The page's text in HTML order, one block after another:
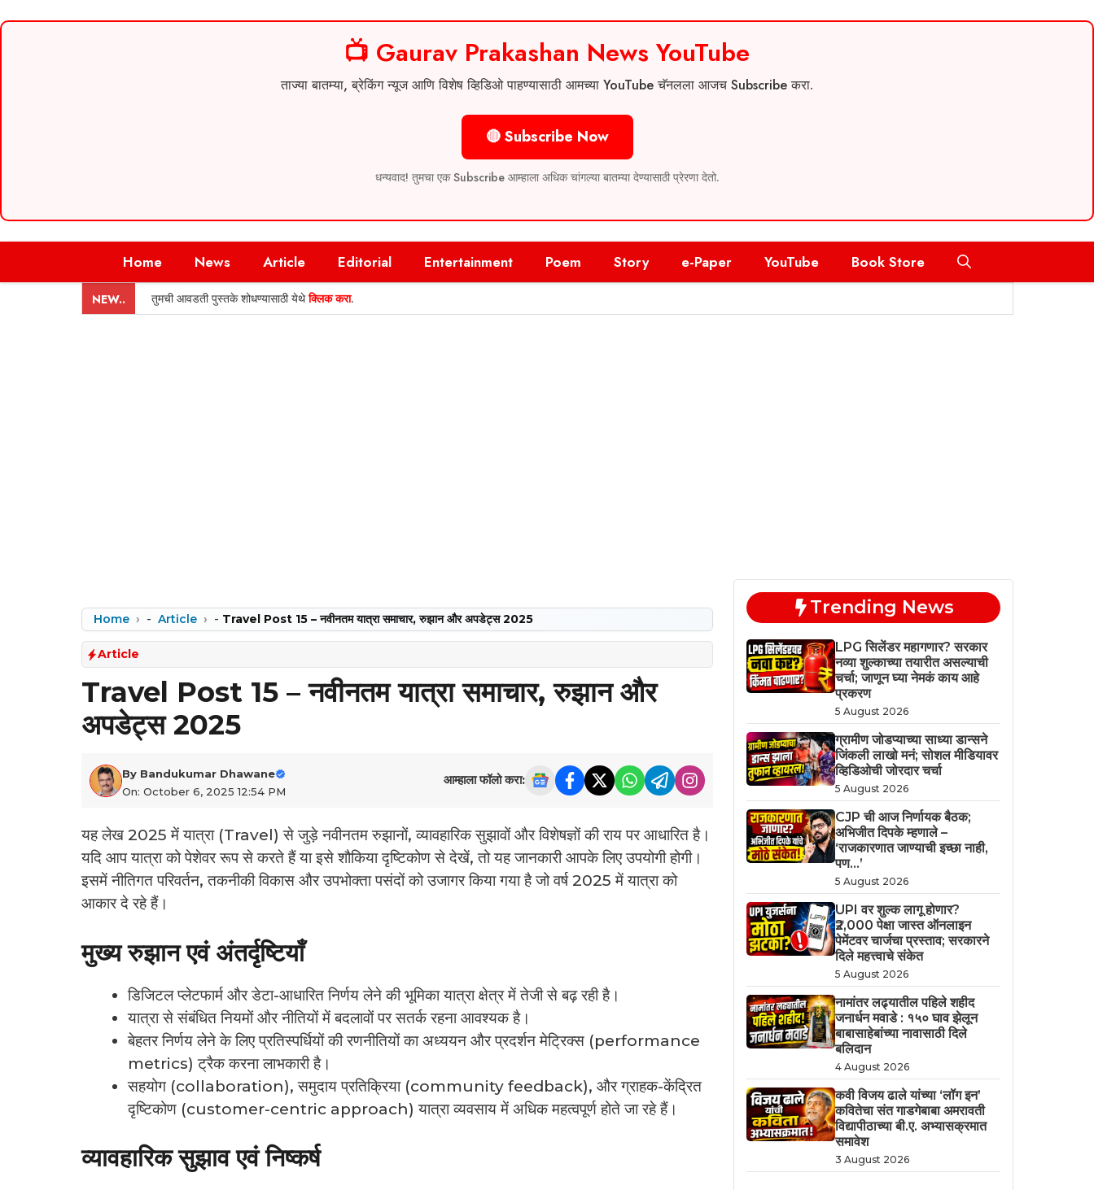
📺 Gaurav Prakashan News YouTube
ताज्या बातम्या, ब्रेकिंग न्यूज आणि विशेष व्हिडिओ पाहण्यासाठी आमच्या YouTube चॅनलला आजच Subscribe करा.
🔴 Subscribe Now
धन्यवाद! तुमचा एक Subscribe आम्हाला अधिक चांगल्या बातम्या देण्यासाठी प्रेरणा देतो.
Home News Article Editorial Entertainment Poem Story e-Paper YouTube Book Store
NEW.. तुमची आवडती पुस्तके शोधण्यासाठी येथेक्लिक करा.
Home - Article - Travel Post 15 – नवीनतम यात्रा समाचार, रुझान और अपडेट्स 2025
Article
Travel Post 15 – नवीनतम यात्रा समाचार, रुझान और
अपडेट्स 2025
By Bandukumar Dhawane
On: October 6, 2025 12:54 PM
आम्हाला फॉलो करा:
यह लेख 2025 में यात्रा (Travel) से जुड़े नवीनतम रुझानों, व्यावहारिक सुझावों और विशेषज्ञों की राय पर आधारित है।
यदि आप यात्रा को पेशेवर रूप से करते हैं या इसे शौकिया दृष्टिकोण से देखें, तो यह जानकारी आपके लिए उपयोगी होगी।
इसमें नीतिगत परिवर्तन, तकनीकी विकास और उपभोक्ता पसंदों को उजागर किया गया है जो वर्ष 2025 में यात्रा को
आकार दे रहे हैं।
मुख्य रुझान एवं अंतर्दृष्टियाँ
डिजिटल प्लेटफार्म और डेटा-आधारित निर्णय लेने की भूमिका यात्रा क्षेत्र में तेजी से बढ़ रही है।
यात्रा से संबंधित नियमों और नीतियों में बदलावों पर सतर्क रहना आवश्यक है।
बेहतर निर्णय लेने के लिए प्रतिस्पर्धियों की रणनीतियों का अध्ययन और प्रदर्शन मेट्रिक्स (performance
metrics) ट्रैक करना लाभकारी है।
सहयोग (collaboration), समुदाय प्रतिक्रिया (community feedback), और ग्राहक-केंद्रित
दृष्टिकोण (customer-centric approach) यात्रा व्यवसाय में अधिक महत्वपूर्ण होते जा रहे हैं।
व्यावहारिक सुझाव एवं निष्कर्ष
Trending News
LPG सिलेंडर महागणार? सरकार
नव्या शुल्काच्या तयारीत असल्याची
चर्चा; जाणून घ्या नेमकं काय आहे
प्रकरण
5 August 2026
ग्रामीण जोडप्याच्या साध्या डान्सने
जिंकली लाखो मनं; सोशल मीडियावर
व्हिडिओची जोरदार चर्चा
5 August 2026
CJP ची आज निर्णायक बैठक;
अभिजीत दिपके म्हणाले –
‘राजकारणात जाण्याची इच्छा नाही,
पण…’
5 August 2026
UPI वर शुल्क लागू होणार?
₹2,000 पेक्षा जास्त ऑनलाइन
पेमेंटवर चार्जचा प्रस्ताव; सरकारने
दिले महत्त्वाचे संकेत
5 August 2026
नामांतर लढ्यातील पहिले शहीद
जनार्धन मवाडे : १५० घाव झेलून
बाबासाहेबांच्या नावासाठी दिले
बलिदान
4 August 2026
कवी विजय ढाले यांच्या ‘लॉग इन’
कवितेचा संत गाडगेबाबा अमरावती
विद्यापीठाच्या बी.ए. अभ्यासक्रमात
समावेश
3 August 2026